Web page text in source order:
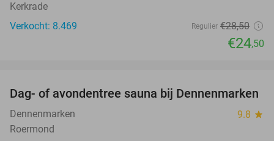
Kerkrade
Verkocht: 8.469
Regulier €28,50
€24,50
26%
Dag- of avondentree sauna bij Dennenmarken
Dennenmarken 9.8 star
Roermond